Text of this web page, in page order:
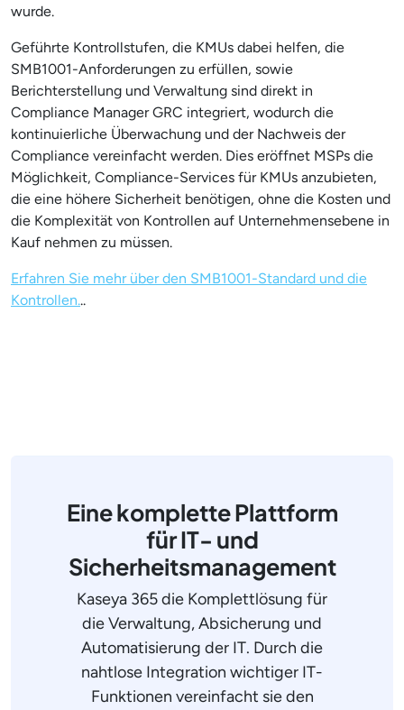
wurde.
Geführte Kontrollstufen, die KMUs dabei helfen, die
SMB1001-Anforderungen zu erfüllen, sowie
Berichterstellung und Verwaltung sind direkt in
Compliance Manager GRC integriert, wodurch die
kontinuierliche Überwachung und der Nachweis der
Compliance vereinfacht werden. Dies eröffnet MSPs die
Möglichkeit, Compliance-Services für KMUs anzubieten,
die eine höhere Sicherheit benötigen, ohne die Kosten und
die Komplexität von Kontrollen auf Unternehmensebene in
Kauf nehmen zu müssen.
Erfahren Sie mehr über den SMB1001-Standard und die
Kontrollen...
Eine komplette Plattform
für IT- und
Sicherheitsmanagement
Kaseya 365 die Komplettlösung für
die Verwaltung, Absicherung und
Automatisierung der IT. Durch die
nahtlose Integration wichtiger IT-
Funktionen vereinfacht sie den